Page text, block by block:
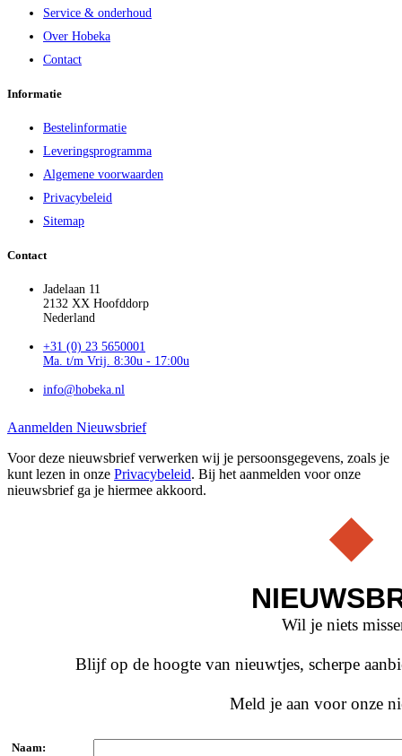
Service & onderhoud
Over Hobeka
Contact
Informatie
Bestelinformatie
Leveringsprogramma
Algemene voorwaarden
Privacybeleid
Sitemap
Contact
Jadelaan 11
2132 XX Hoofddorp
Nederland
+31 (0) 23 5650001
Ma. t/m Vrij. 8:30u - 17:00u
info@hobeka.nl
Aanmelden Nieuwsbrief
Voor deze nieuwsbrief verwerken wij je persoonsgegevens, zoals je
kunt lezen in onze Privacybeleid. Bij het aanmelden voor onze
nieuwsbrief ga je hiermee akkoord.
Wil je niets
Blijf op de hoogte van nieuwtjes, scherpe
Meld je aan voor onze
Naam: